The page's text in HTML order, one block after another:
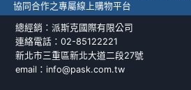
協同合作之專屬線上購物平台
總經銷：派斯克國際有限公司
連絡電話：02-85122221
新北市三重區新北大道二段27號
email：info@pask.com.tw